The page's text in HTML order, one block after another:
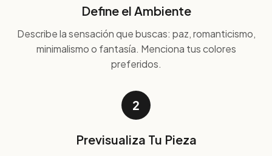
Define el Ambiente
Describe la sensación que buscas: paz, romanticismo,
minimalismo o fantasía. Menciona tus colores
preferidos.
2
Previsualiza Tu Pieza